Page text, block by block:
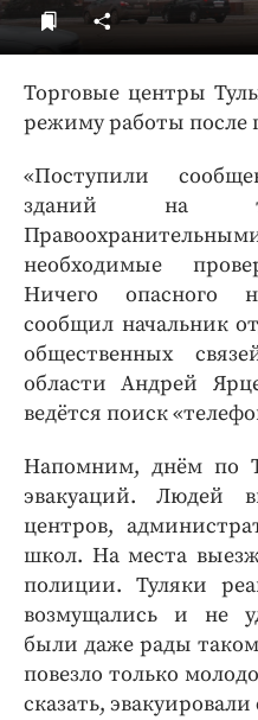
Торговые центры
режиму работы после
«Поступили
зданий на
необходимые
Ничего
сообщил начальник
общественных
области Андрей
ведётся поиск
Напомним, днём по
эвакуаций. Людей
центров,
школ. На места
полиции. Туляки
возмущались и не
были даже рады
повезло только
сказать,